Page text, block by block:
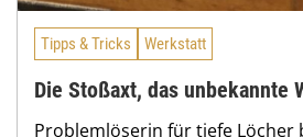
Tipps & Tricks Werkstatt
Die Stoßaxt, das unbekannte
Problemlöserin für tiefe Löcher